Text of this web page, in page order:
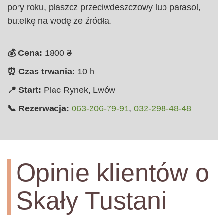
pory roku, płaszcz przeciwdeszczowy lub parasol,
butelkę na wodę ze źródła.
💰 Cena: 1800 ₴
⏰ Czas trwania: 10 h
📍 Start: Plac Rynek, Lwów
📞 Rezerwacja: 063-206-79-91, 032-298-48-48
Opinie klientów o
Skały Tustani